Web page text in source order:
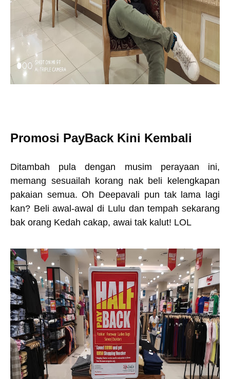
Promosi PayBack Kini Kembali
Ditambah pula dengan musim perayaan ini,
memang sesuailah korang nak beli kelengkapan
pakaian semua. Oh Deepavali pun tak lama lagi
kan? Beli awal-awal di Lulu dan tempah sekarang
bak orang Kedah cakap, awai tak kalut! LOL